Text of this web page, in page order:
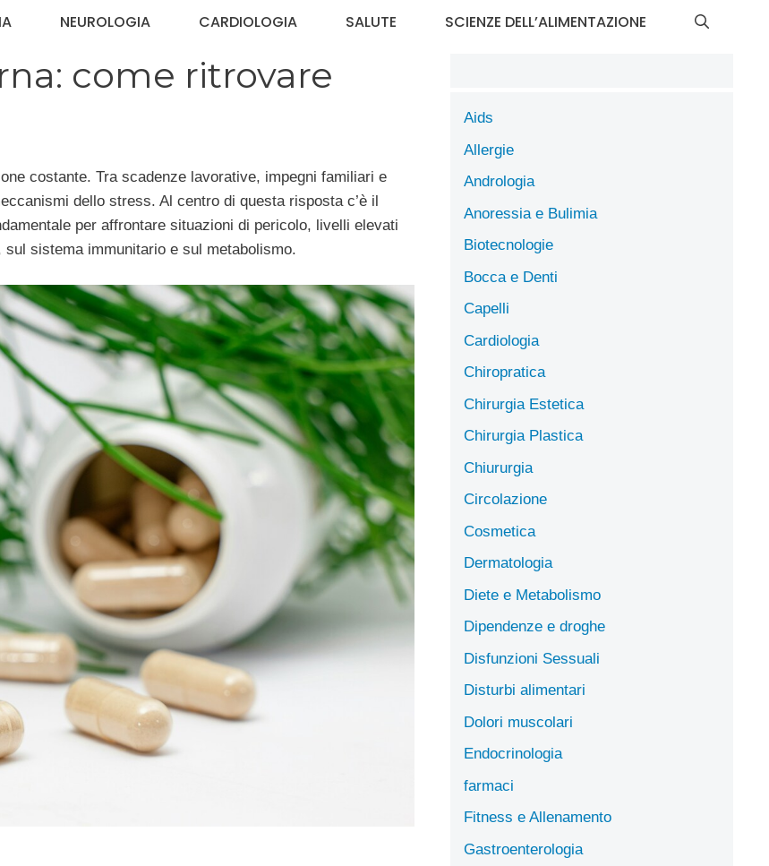
NEUROLOGIA CARDIOLOGIA SALUTE SCIENZE DELL’ALIMENTAZIONE
come ritrovare
costante. Tra scadenze lavorative, impegni familiari e
dello stress. Al centro di questa risposta c’è il
per affrontare situazioni di pericolo, livelli elevati
sistema immunitario e sul metabolismo.
Aids
Allergie
Andrologia
Anoressia e Bulimia
Biotecnologie
Bocca e Denti
Capelli
Cardiologia
Chiropratica
Chirurgia Estetica
Chirurgia Plastica
Chiururgia
Circolazione
Cosmetica
Dermatologia
Diete e Metabolismo
Dipendenze e droghe
Disfunzioni Sessuali
Disturbi alimentari
Dolori muscolari
Endocrinologia
farmaci
Fitness e Allenamento
Gastroenterologia